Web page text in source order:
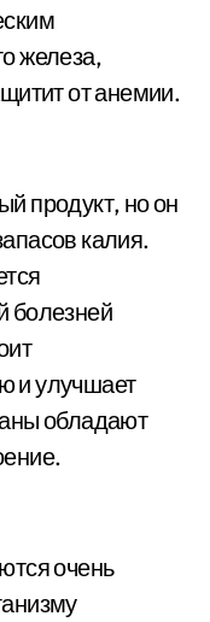
железа,
от анемии.
продукт, но он
калия.
болезней
и улучшает
обладают
очень